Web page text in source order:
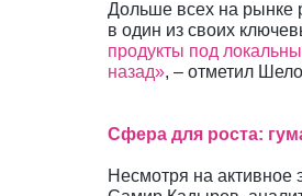
Дольше всех на рынке
в один из своих
продукты под
назад», – отметил
Сфера для роста:
Несмотря на активное